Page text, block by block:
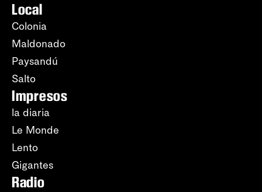
Local
Colonia
Maldonado
Paysandú
Salto
Impresos
la diaria
Le Monde
Lento
Gigantes
Radio